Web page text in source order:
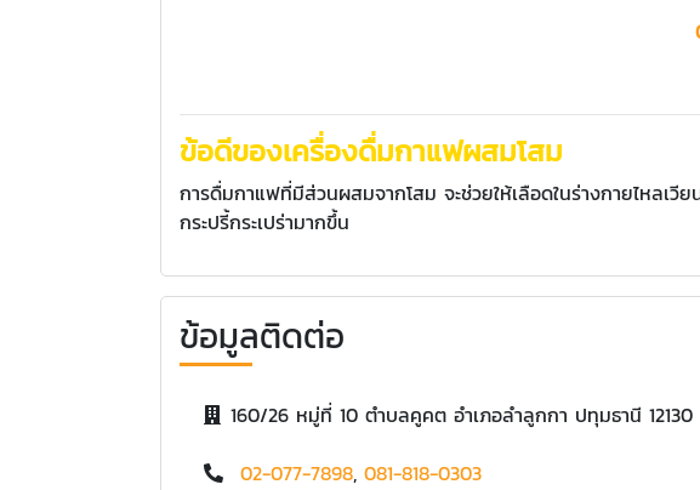
ข้อดีของเครื่องดื่มกาแฟผสมโสม
การดื่มกาแฟที่มีส่วนผสมจากโสม จะช่วยให้เลือดในร่างกายไหลเ
กระปรี้กระเปร่ามากขึ้น
ข้อมูลติดต่อ
160/26 หมู่ที่ 10 ตำบลคูคต อำเภอลำลูกกา ปทุมธานี 12130
02-077-7898, 081-818-0303